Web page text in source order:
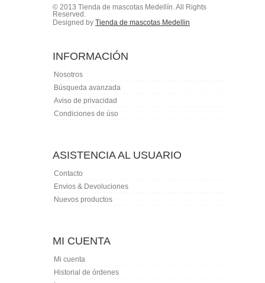
© 2013 Tienda de mascotas Medellín. All Rights
Reserved.
Designed by Tienda de mascotas Medellin
INFORMACIÓN
Nosotros
Búsqueda avanzada
Aviso de privacidad
Condiciones de úso
ASISTENCIA AL USUARIO
Contacto
Envios & Devoluciones
Nuevos productos
MI CUENTA
Mi cuenta
Historial de órdenes